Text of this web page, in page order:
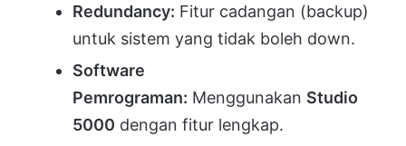
Redundancy: Fitur cadangan (backup)
untuk sistem yang tidak boleh down.
Software
Pemrograman: Menggunakan Studio
5000 dengan fitur lengkap.